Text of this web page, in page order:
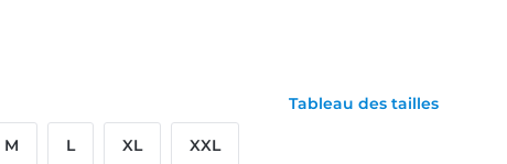
Tableau des tailles
M L XL XXL